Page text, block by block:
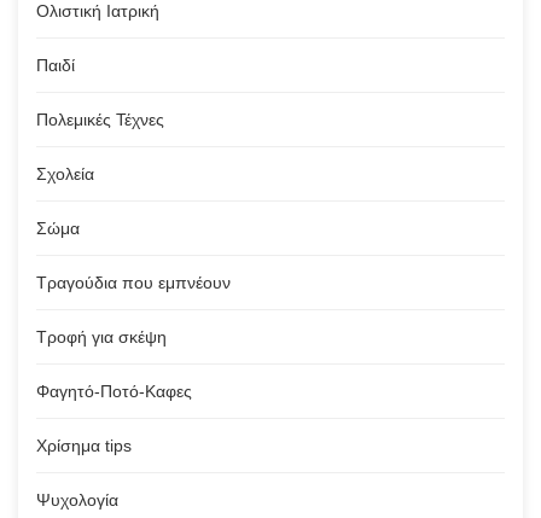
Ολιστική Ιατρική
Παιδί
Πολεμικές Τέχνες
Σχολεία
Σώμα
Τραγούδια που εμπνέουν
Τροφή για σκέψη
Φαγητό-Ποτό-Καφες
Χρίσημα tips
Ψυχολογία